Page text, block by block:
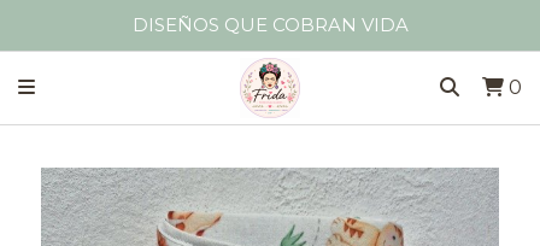
DISEÑOS QUE COBRAN VIDA
0